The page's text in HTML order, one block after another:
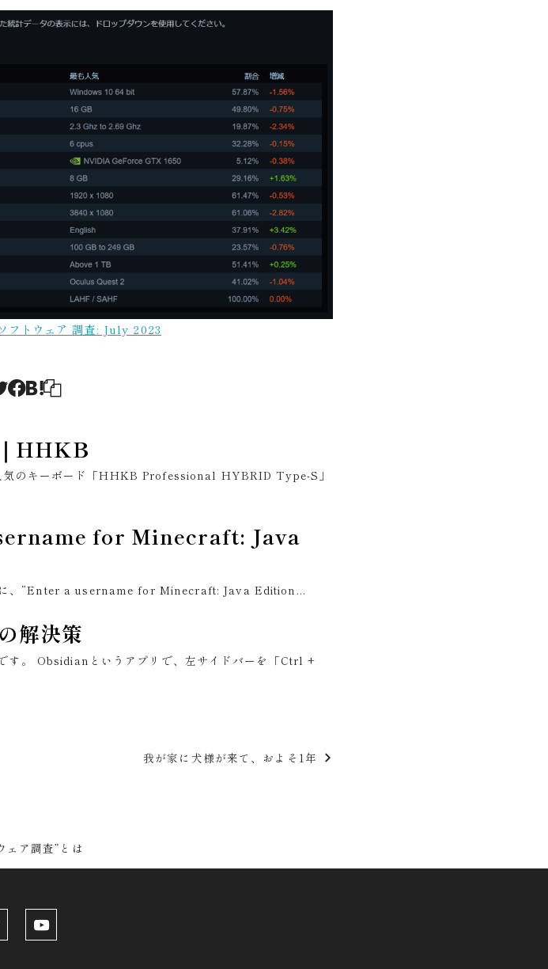
フトウェア 調査: July 2023
HHKB
のキーボード「HHKB Professional HYBRID Type-S」
for Minecraft: Java
、“Enter a username for Minecraft: Java Edition...
解決策
す。 Obsidianというアプリで、左サイドバーを「Ctrl +
我が家に犬様が来て、およそ1年
ア調査”とは